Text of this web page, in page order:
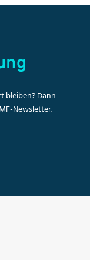
bleiben? Dann
Newsletter.